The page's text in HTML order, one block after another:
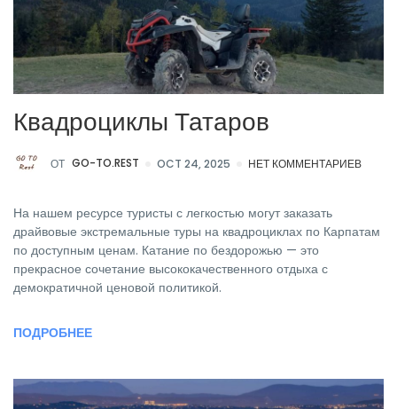
Квадроциклы Татаров
ОТ GO-TO.REST OCT 24, 2025 НЕТ КОММЕНТАРИЕВ
На нашем ресурсе туристы с легкостью могут заказать
драйвовые экстремальные туры на квадроциклах по Карпатам
по доступным ценам. Катание по бездорожью — это
прекрасное сочетание высококачественного отдыха с
демократичной ценовой политикой.
ПОДРОБНЕЕ